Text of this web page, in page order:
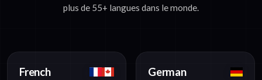
plus de 55+ langues dans le monde.
French German